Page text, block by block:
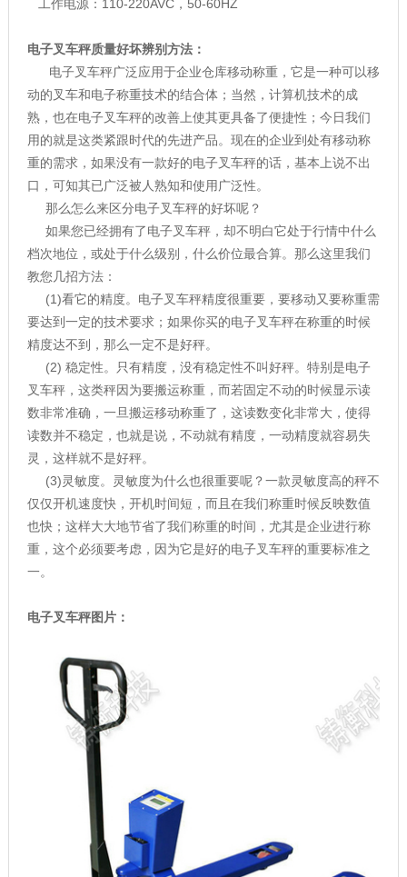
工作电源：110-220AVC，50-60HZ
电子叉车秤质量好坏辨别方法：
电子叉车秤广泛应用于企业仓库移动称重，它是一种可以移
动的叉车和电子称重技术的结合体；当然，计算机技术的成
熟，也在电子叉车秤的改善上使其更具备了便捷性；今日我们
用的就是这类紧跟时代的先进产品。现在的企业到处有移动称
重的需求，如果没有一款好的电子叉车秤的话，基本上说不出
口，可知其已广泛被人熟知和使用广泛性。
那么怎么来区分电子叉车秤的好坏呢？
如果您已经拥有了电子叉车秤，却不明白它处于行情中什么
档次地位，或处于什么级别，什么价位最合算。那么这里我们
教您几招方法：
(1)看它的精度。电子叉车秤精度很重要，要移动又要称重需
要达到一定的技术要求；如果你买的电子叉车秤在称重的时候
精度达不到，那么一定不是好秤。
(2) 稳定性。只有精度，没有稳定性不叫好秤。特别是电子
叉车秤，这类秤因为要搬运称重，而若固定不动的时候显示读
数非常准确，一旦搬运移动称重了，这读数变化非常大，使得
读数并不稳定，也就是说，不动就有精度，一动精度就容易失
灵，这样就不是好秤。
(3)灵敏度。灵敏度为什么也很重要呢？一款灵敏度高的秤不
仅仅开机速度快，开机时间短，而且在我们称重时候反映数值
也快；这样大大地节省了我们称重的时间，尤其是企业进行称
重，这个必须要考虑，因为它是好的电子叉车秤的重要标准之
一。
电子叉车秤图片：